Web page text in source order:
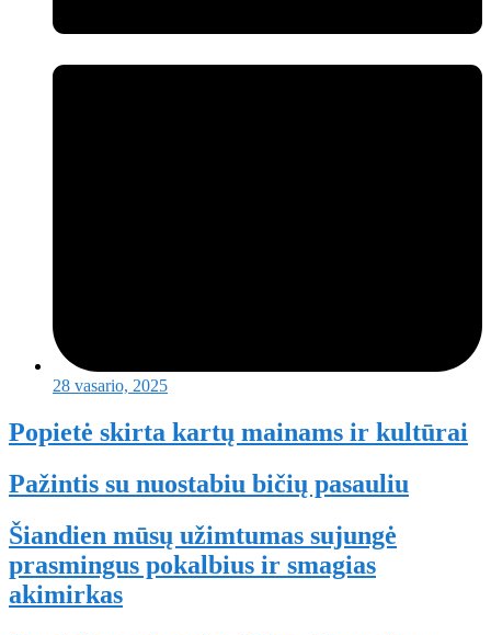
28 vasario, 2025
Popietė skirta kartų mainams ir kultūrai
Pažintis su nuostabiu bičių pasauliu
Šiandien mūsų užimtumas sujungė
prasmingus pokalbius ir smagias
akimirkas